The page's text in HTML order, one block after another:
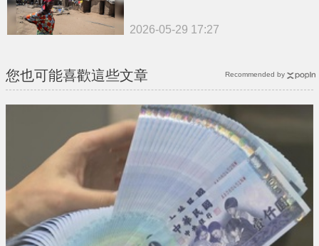
2026-05-29 17:27
您也可能喜歡這些文章 Recommended by